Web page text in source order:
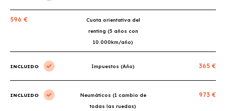
596 €
Cuota orientativa del
renting (5 años con
10.000km/año)
INCLUIDO Impuestos (Año) 365 €
INCLUIDO
Neumáticos (1 cambio de
todas las ruedas)
973 €